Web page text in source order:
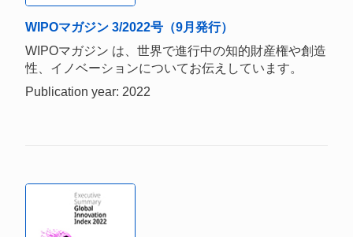
WIPOマガジン 3/2022号（9月発行）
WIPOマガジン は、世界で進行中の知的財産権や創造
性、イノベーションについてお伝えしています。
Publication year: 2022